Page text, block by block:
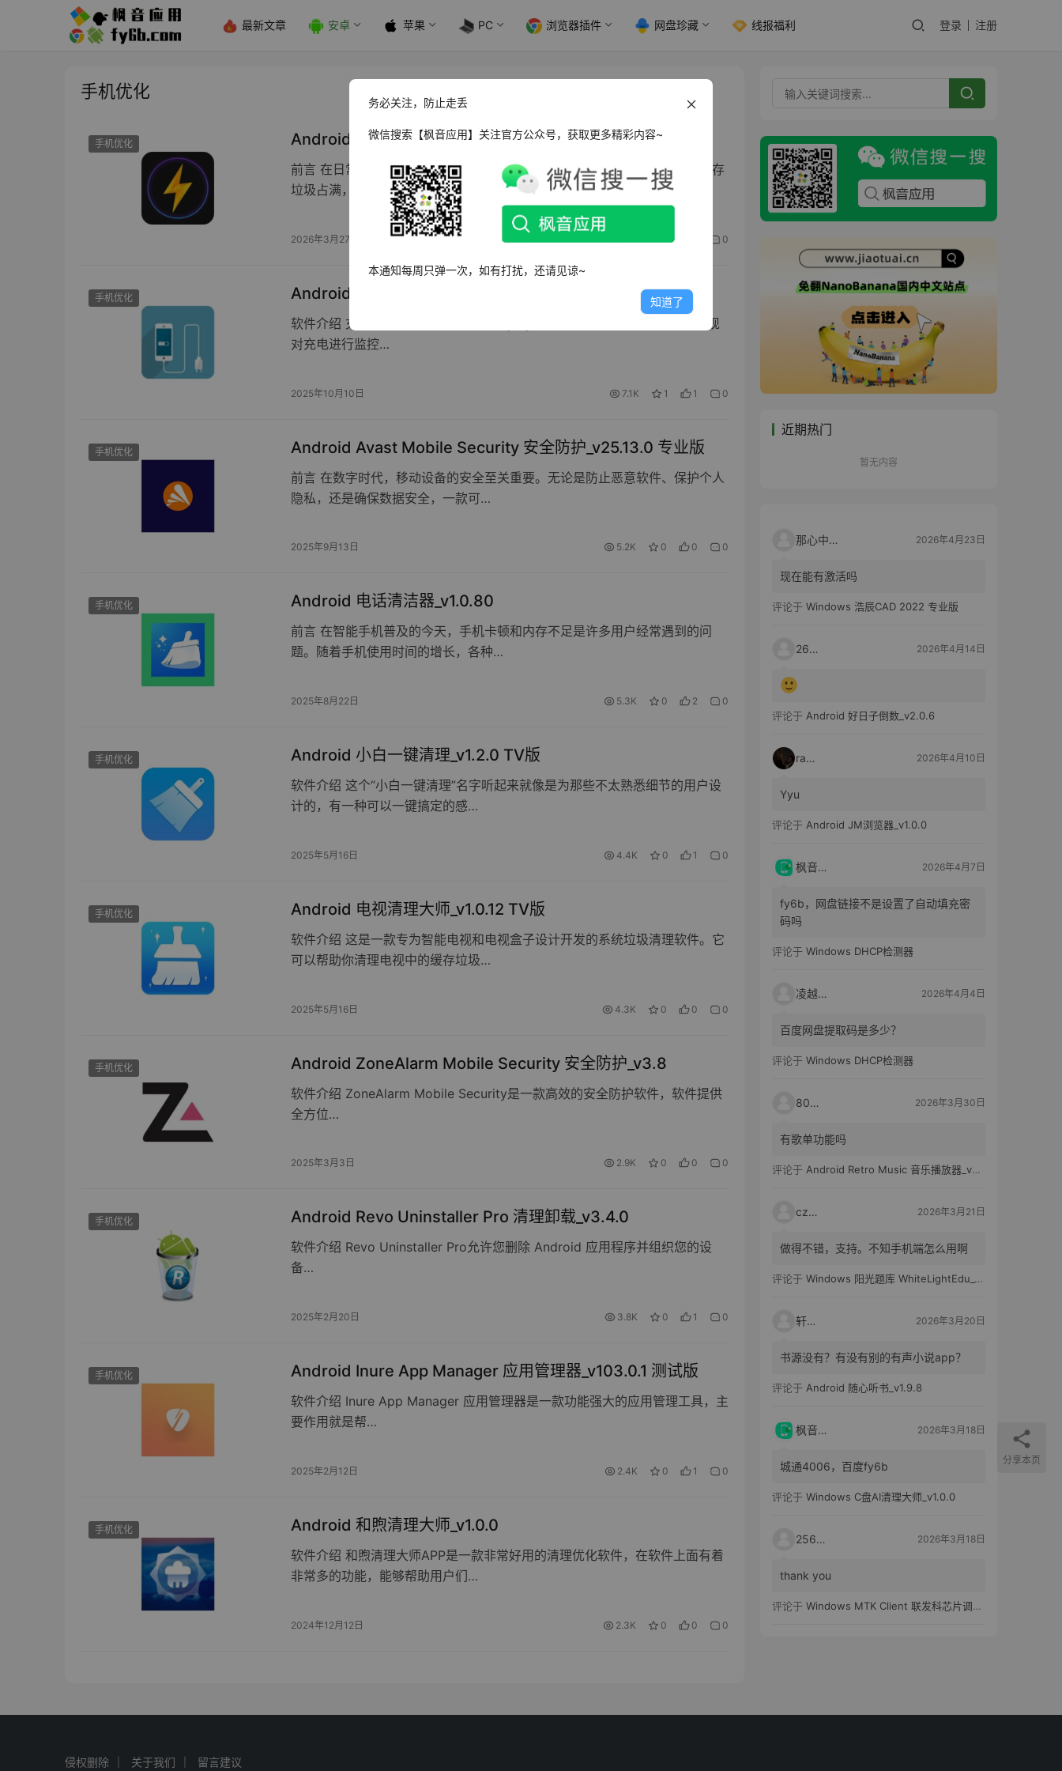
最新文章 安卓 苹果 PC 浏览器插件 网盘珍藏 线报福利 登录 注册
手机优化
手机优化 Android 雷电清理_v1.0.1
前言 在日常使用安卓手机的过程中，我们总会遇到各种困扰：存储空间被缓存
垃圾占满，手机变得卡顿发热，后…
2026年3月27日 0
手机优化 Android Charging Master 充电自动化大师_v5.33.32
软件介绍 充电自动化大师免费版(Charging Master)是一款可以帮助用户实现
对充电进行监控…
2025年10月10日 7.1K 1 1 0
手机优化 Android Avast Mobile Security 安全防护_v25.13.0 专业版
前言 在数字时代，移动设备的安全至关重要。无论是防止恶意软件、保护个人
隐私，还是确保数据安全，一款可…
2025年9月13日 5.2K 0 0 0
手机优化 Android 电话清洁器_v1.0.80
前言 在智能手机普及的今天，手机卡顿和内存不足是许多用户经常遇到的问
题。随着手机使用时间的增长，各种…
2025年8月22日 5.3K 0 2 0
手机优化 Android 小白一键清理_v1.2.0 TV版
软件介绍 这个“小白一键清理”名字听起来就像是为那些不太熟悉细节的用户设
计的，有一种可以一键搞定的感…
2025年5月16日 4.4K 0 1 0
手机优化 Android 电视清理大师_v1.0.12 TV版
软件介绍 这是一款专为智能电视和电视盒子设计开发的系统垃圾清理软件。它
可以帮助你清理电视中的缓存垃圾…
2025年5月16日 4.3K 0 0 0
手机优化 Android ZoneAlarm Mobile Security 安全防护_v3.8
软件介绍 ZoneAlarm Mobile Security是一款高效的安全防护软件，软件提供
全方位…
2025年3月3日 2.9K 0 0 0
手机优化 Android Revo Uninstaller Pro 清理卸载_v3.4.0
软件介绍 Revo Uninstaller Pro允许您删除 Android 应用程序并组织您的设
备…
2025年2月20日 3.8K 0 1 0
手机优化 Android Inure App Manager 应用管理器_v103.0.1 测试版
软件介绍 Inure App Manager 应用管理器是一款功能强大的应用管理工具，主
要作用就是帮…
2025年2月12日 2.4K 0 1 0
手机优化 Android 和煦清理大师_v1.0.0
软件介绍 和煦清理大师APP是一款非常好用的清理优化软件，在软件上面有着
非常多的功能，能够帮助用户们…
2024年12月12日 2.3K 0 0 0
近期热门
暂无内容
那心中的话 2026年4月23日
现在能有激活吗
评论于 Windows 浩辰CAD 2022 专业版
2603 2026年4月14日
评论于 Android 好日子倒数_v2.0.6
raka 2026年4月10日
Yyu
评论于 Android JM浏览器_v1.0.0
枫音应用 2026年4月7日
fy6b，网盘链接不是设置了自动填充密
码吗
评论于 Windows DHCP检测器
凌越电子 2026年4月4日
百度网盘提取码是多少？
评论于 Windows DHCP检测器
80521 2026年3月30日
有歌单功能吗
评论于 Android Retro Music 音乐播放器_v6.6.0
czh7 2026年3月21日
做得不错，支持。不知手机端怎么用啊
评论于 Windows 阳光题库 WhiteLightEdu_v2.0.0
轩爸 2026年3月20日
书源没有？有没有别的有声小说app？
评论于 Android 随心听书_v1.9.8
枫音应用 2026年3月18日
城通4006，百度fy6b
评论于 Windows C盘AI清理大师_v1.0.0
25651 2026年3月18日
thank you
评论于 Windows MTK Client 联发科芯片调试工具_v2.01 汉化版
侵权删除 关于我们 留言建议
分享本页
务必关注，防止走丢
微信搜索【枫音应用】关注官方公众号，获取更多精彩内容~
本通知每周只弹一次，如有打扰，还请见谅~
知道了